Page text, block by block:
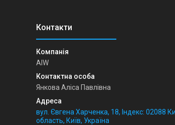
AIW
Янкова Аліса Павлівна
вул. Євгена Харченка, 18, Індекс: 02088
область, Київ, Україна